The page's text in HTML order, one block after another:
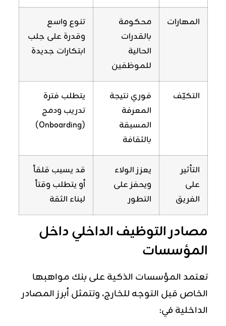
المهارات
محكومة
بالقدرات
الحالية
للموظفين
تنوع واسع
وقدرة على جلب
ابتكارات جديدة
التكيّف
فوري نتيجة
المعرفة
المسبقة
بالثقافة
يتطلب فترة
تدريب ودمج
(Onboarding)
التأثير
على
الفريق
يعزز الولاء
ويحفز على
التطور
قد يسبب قلقاً
أو يتطلب وقتاً
لبناء الثقة
مصادر التوظيف الداخلي داخل
المؤسسات
تعتمد المؤسسات الذكية على بنك مواهبها
الخاص قبل التوجه للخارج، وتتمثل أبرز المصادر
الداخلية في: